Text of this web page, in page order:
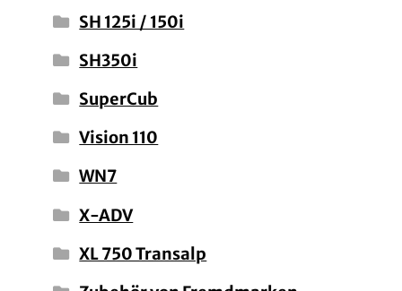
SH 125i / 150i
SH350i
SuperCub
Vision 110
WN7
X-ADV
XL 750 Transalp